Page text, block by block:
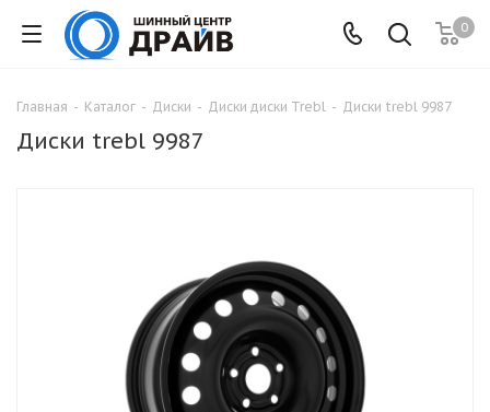
0
Главная - Каталог - Диски - Диски диски Trebl - Диски trebl 9987
Диски trebl 9987